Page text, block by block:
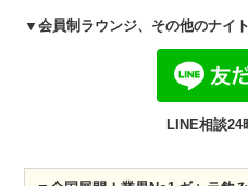
▼会員制ラウンジ、その他のナイ
LINE相談24